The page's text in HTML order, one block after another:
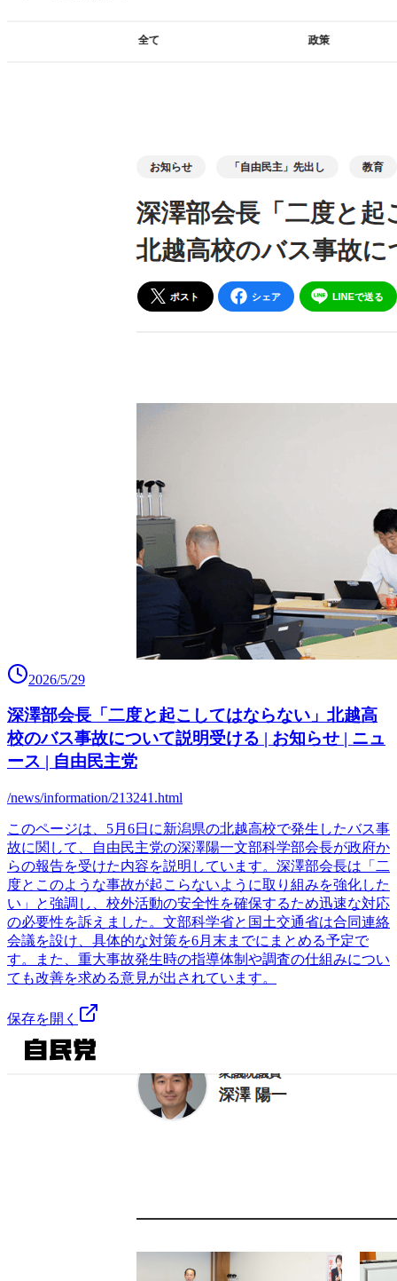
2026/5/29
深澤部会長「二度と起こしてはならない」北越高
校のバス事故について説明受ける | お知らせ | ニュ
ース | 自由民主党
/news/information/213241.html
このページは、5月6日に新潟県の北越高校で発生したバス事
故に関して、自由民主党の深澤陽一文部科学部会長が政府か
らの報告を受けた内容を説明しています。深澤部会長は「二
度とこのような事故が起こらないように取り組みを強化した
い」と強調し、校外活動の安全性を確保するため迅速な対応
の必要性を訴えました。文部科学省と国土交通省は合同連絡
会議を設け、具体的な対策を6月末までにまとめる予定で
す。また、重大事故発生時の指導体制や調査の仕組みについ
ても改善を求める意見が出されています。
保存を開く